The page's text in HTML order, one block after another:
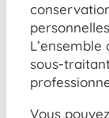
sous-
Vous